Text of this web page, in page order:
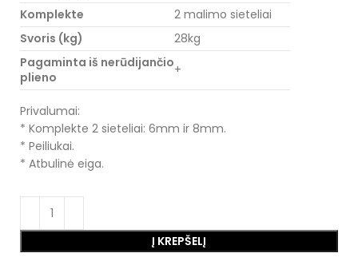
Komplekte
2 malimo sieteliai
Svoris (kg)
28kg
Pagaminta iš nerūdijančio
plieno
+
Privalumai:
* Komplekte 2 sieteliai: 6mm ir 8mm.
* Peiliukai.
* Atbulinė eiga.
Į KREPŠELĮ